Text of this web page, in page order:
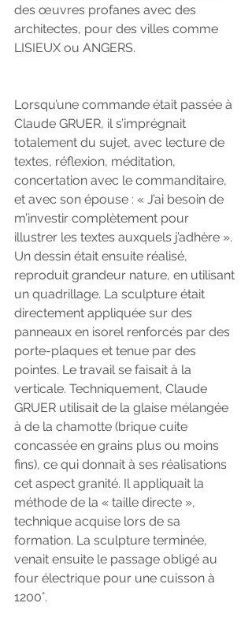
des œuvres profanes avec des
architectes, pour des villes comme
LISIEUX ou ANGERS.
Lorsqu’une commande était passée à
Claude GRUER, il s’imprégnait
totalement du sujet, avec lecture de
textes, réflexion, méditation,
concertation avec le commanditaire,
et avec son épouse : « J’ai besoin de
m’investir complètement pour
illustrer les textes auxquels j’adhère ».
Un dessin était ensuite réalisé,
reproduit grandeur nature, en utilisant
un quadrillage. La sculpture était
directement appliquée sur des
panneaux en isorel renforcés par des
porte-plaques et tenue par des
pointes. Le travail se faisait à la
verticale. Techniquement, Claude
GRUER utilisait de la glaise mélangée
à de la chamotte (brique cuite
concassée en grains plus ou moins
fins), ce qui donnait à ses réalisations
cet aspect granité. Il appliquait la
méthode de la « taille directe »,
technique acquise lors de sa
formation. La sculpture terminée,
venait ensuite le passage obligé au
four électrique pour une cuisson à
1200°.